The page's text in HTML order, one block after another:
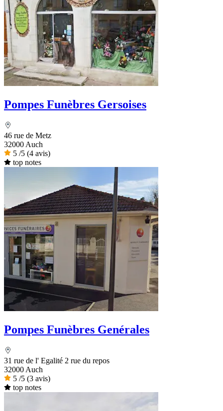
Pompes Funèbres Gersoises
46 rue de Metz
32000 Auch
5 /5 (4 avis)
top notes
Pompes Funèbres Genérales
31 rue de l' Egalité 2 rue du repos
32000 Auch
5 /5 (3 avis)
top notes